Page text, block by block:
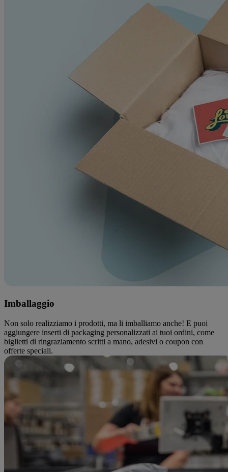
Imballaggio
Non solo realizziamo i prodotti, ma li imballiamo anche! E puoi
aggiungere inserti di packaging personalizzati ai tuoi ordini, come
biglietti di ringraziamento scritti a mano, adesivi o coupon con
offerte speciali.